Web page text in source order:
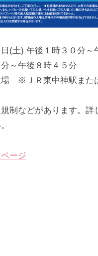
(土) 午後１時３０分～
～午後８時４５分
場 ※ＪＲ東中神駅また
制などがあります。
ージ